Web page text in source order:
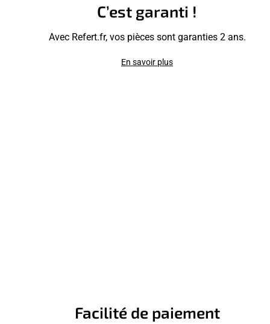
C’est garanti !
Avec Refert.fr, vos pièces sont garanties 2 ans.
En savoir plus
Facilité de paiement